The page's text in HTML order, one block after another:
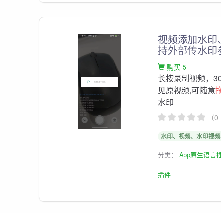
视频添加水印
持外部传水印
购买 5
长按录制视频，
见原视频,可随意
水印
（
水印、视频、水印视
分类：App原生语言
插件